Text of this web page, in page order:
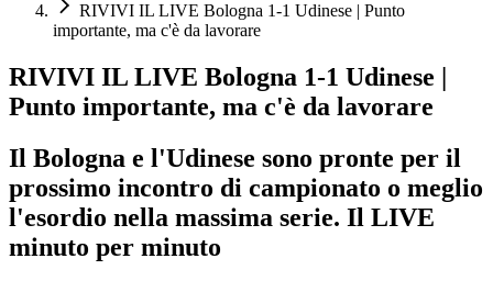
RIVIVI IL LIVE Bologna 1-1 Udinese | Punto
importante, ma c'è da lavorare
RIVIVI IL LIVE Bologna 1-1 Udinese |
Punto importante, ma c'è da lavorare
Il Bologna e l'Udinese sono pronte per il
prossimo incontro di campionato o meglio
l'esordio nella massima serie. Il LIVE
minuto per minuto